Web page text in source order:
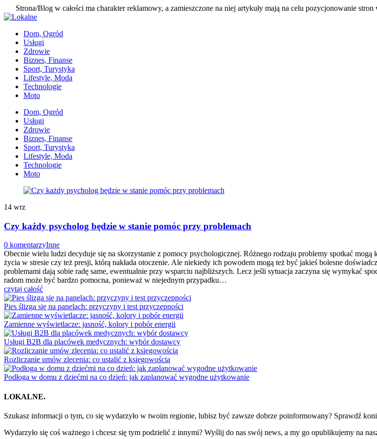
Strona/Blog w całości ma charakter reklamowy, a zamieszczone na niej artykuły mają na celu pozycjonowanie
Skip
contentDom, Ogród
Usługi
Zdrowie
Biznes, Finanse
Sport, Turystyka
Lifestyle, Moda
Technologie
Moto
Dom, Ogród
Usługi
Zdrowie
Biznes, Finanse
Sport, Turystyka
Lifestyle, Moda
Technologie
Moto
14 wrz
Czy każdy psycholog będzie w stanie pomóc przy problemach
0 komentarzyInne
Obecnie wielu ludzi decyduje się na skorzystanie z pomocy psychologicznej. Różnego rodzaju problemy spotkać
życia w stresie czy też presji, którą nakłada otoczenie. Ale niekiedy ich powodem mogą też być jakieś bolesne
problemami dają sobie radę same, ewentualnie przy wsparciu najbliższych. Lecz jeśli sytuacja zaczyna się wymykać
radom może być bardzo pomocna, ponieważ w niejednym przypadku…
czytaj całość
Pies ślizga się na panelach: przyczyny i test przyczepności
Zamienne wyświetlacze: jasność, kolory i pobór energii
Usługi B2B dla placówek medycznych: wybór dostawcy
Rozliczanie umów zlecenia: co ustalić z księgowością
Podłoga w domu z dziećmi na co dzień: jak zaplanować wygodne użytkowanie
LOKALNE.
Szukasz informacji o tym, co się wydarzyło w twoim regionie, lubisz być zawsze dobrze poinformowany? Sprawdź
Wydarzyło się coś ważnego i chcesz się tym podzielić z innymi? Wyślij do nas swój news, a my go opublikujemy na